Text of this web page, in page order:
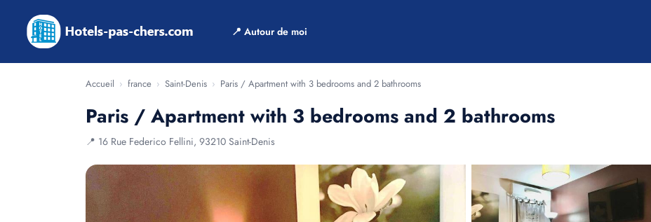
📍 Autour de moi
Accueil › france › Saint-Denis › Paris / Apartment with 3 bedrooms and 2 bathrooms
Paris / Apartment with 3 bedrooms and 2 bathrooms
📍 16 Rue Federico Fellini, 93210 Saint-Denis